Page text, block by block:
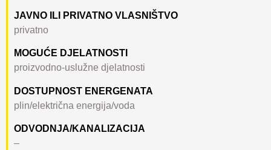
JAVNO ILI PRIVATNO VLASNIŠTVO
privatno
MOGUĆE DJELATNOSTI
proizvodno-uslužne djelatnosti
DOSTUPNOST ENERGENATA
plin/električna energija/voda
ODVODNJA/KANALIZACIJA
–